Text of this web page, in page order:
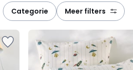
categorie meer filters